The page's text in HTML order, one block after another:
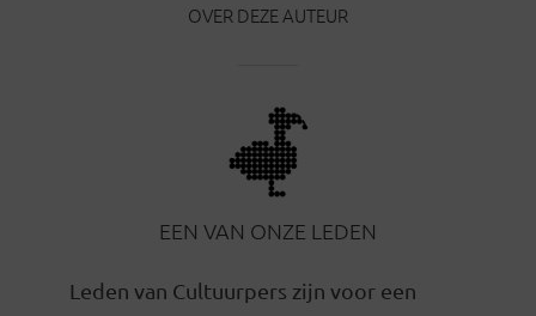
OVER DEZE AUTEUR
EEN VAN ONZE LEDEN
Leden van Cultuurpers zijn voor een